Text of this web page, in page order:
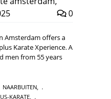
0
Amsterdam offers a
Karate Xperience. A
men from 55 years
NAARBUITEN
KARATE